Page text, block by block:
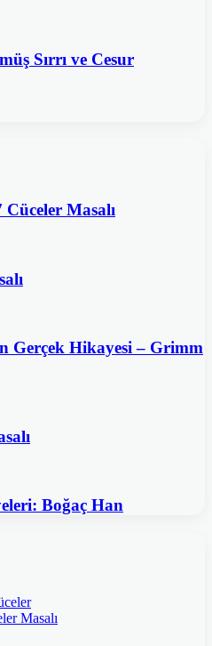
Sırrı ve Cesur
Cüceler Masalı
Gerçek Hikayesi – Grimm
Boğaç Han
Masalı